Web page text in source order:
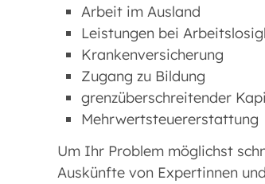
Arbeit im Ausland
Leistungen bei
Krankenversicherung
Zugang zu Bildung
grenzüberschreitender
Mehrwertsteuererstattung
Um Ihr Problem möglichst
Auskünfte von Expertinnen